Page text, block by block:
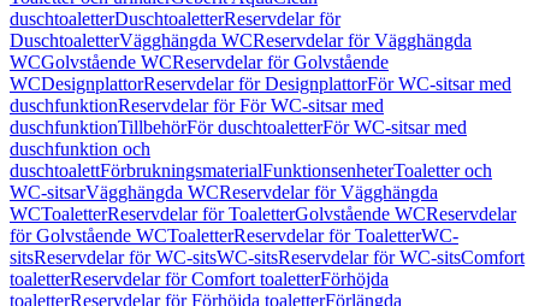
duschtoaletterDuschtoaletterReservdelar för
DuschtoaletterVägghängda WCReservdelar för Vägghängda
WCGolvstående WCReservdelar för Golvstående
WCDesignplattorReservdelar för DesignplattorFör WC-sitsar med
duschfunktionReservdelar för För WC-sitsar med
duschfunktionTillbehörFör duschtoaletterFör WC-sitsar med
duschfunktion och
duschtoalettFörbrukningsmaterialFunktionsenheterToaletter och
WC-sitsarVägghängda WCReservdelar för Vägghängda
WCToaletterReservdelar för ToaletterGolvstående WCReservdelar
för Golvstående WCToaletterReservdelar för ToaletterWC-
sitsReservdelar för WC-sitsWC-sitsReservdelar för WC-sitsComfort
toaletterReservdelar för Comfort toaletterFörhöjda
toaletterReservdelar för Förhöjda toaletterFörlängda